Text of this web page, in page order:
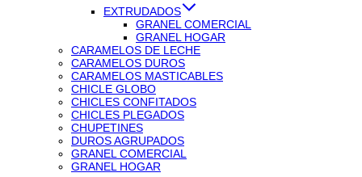
EXTRUDADOS
GRANEL COMERCIAL
GRANEL HOGAR
CARAMELOS DE LECHE
CARAMELOS DUROS
CARAMELOS MASTICABLES
CHICLE GLOBO
CHICLES CONFITADOS
CHICLES PLEGADOS
CHUPETINES
DUROS AGRUPADOS
GRANEL COMERCIAL
GRANEL HOGAR